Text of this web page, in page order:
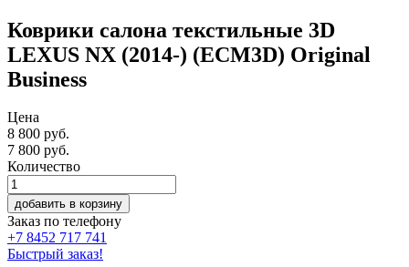
Коврики салона текстильные 3D
LEXUS NX (2014-) (ECM3D) Original
Business
Цена
8 800 руб.
7 800 руб.
Количество
добавить в корзину
Заказ по телефону
+7 8452 717 741
Быстрый заказ!